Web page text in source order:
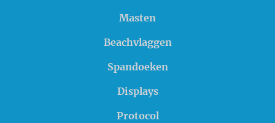
Masten
Beachvlaggen
Spandoeken
Displays
Protocol